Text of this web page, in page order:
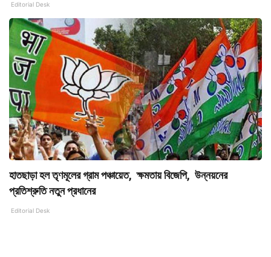
Editorial Desk
হাতছাড়া হল তৃণমূলের গ্রাম পঞ্চায়েত, ক্ষমতায় বিজেপি, উন্নয়নের
প্রতিশ্রুতি নতুন প্রধানের
Editorial Desk